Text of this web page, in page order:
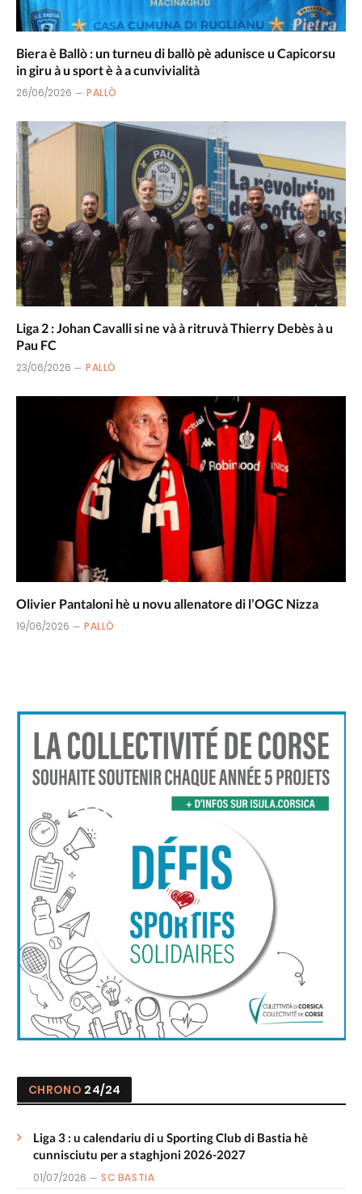
Biera è Ballò : un turneu di ballò pè adunisce u Capicorsu
in giru à u sport è à a cunvivialità
26/06/2026 PALLÒ
Liga 2 : Johan Cavalli si ne và à ritruvà Thierry Debès à u
Pau FC
23/06/2026 PALLÒ
Olivier Pantaloni hè u novu allenatore di l’OGC Nizza
19/06/2026 PALLÒ
CHRONO 24/24
Liga 3 : u calendariu di u Sporting Club di Bastia hè
cunnisciutu per a staghjoni 2026-2027
01/07/2026 SC BASTIA